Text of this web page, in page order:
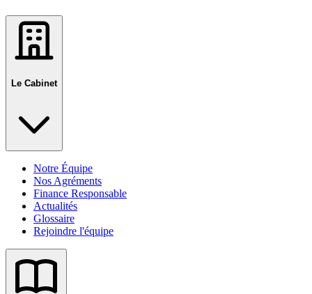
Le Cabinet
Notre Équipe
Nos Agréments
Finance Responsable
Actualités
Glossaire
Rejoindre l'équipe